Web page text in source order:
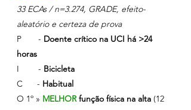
33 ECAs / n=3.274, GRADE, efeito-
aleatório e certeza de prova
P       - Doente crítico na UCI há >24
horas
I        - Bicicleta
C      - Habitual
O 1º » MELHOR função física na alta (12